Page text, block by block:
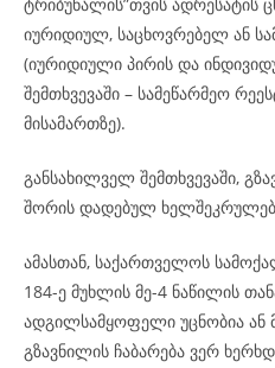
იურიდიულ, საცხოვრებელ ან
(იურიდიული პირის და
შემთხვევაში – სამეწარმეო
მისამართზე).
განსახილველ შემთხვევაში,
შორის დადებულ
ამასთან, საქართველოს
184-ე მუხლის მე-4 ნაწილის
ადგილსამყოფელი უცნობია ან
გზავნილის ჩაბარება ვერ